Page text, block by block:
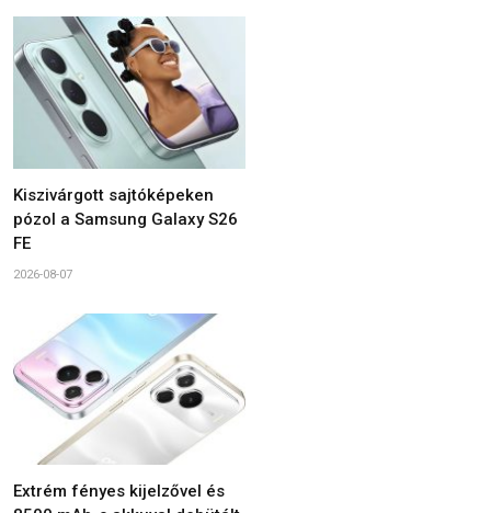
Kiszivárgott sajtóképeken
pózol a Samsung Galaxy S26
FE
2026-08-07
Extrém fényes kijelzővel és